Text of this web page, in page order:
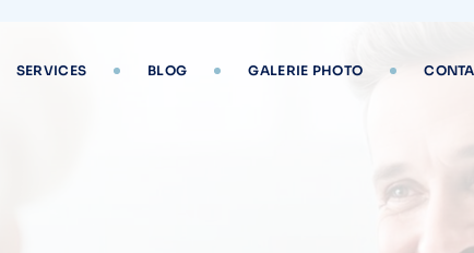
SERVICES BLOG GALERIE PHOTO